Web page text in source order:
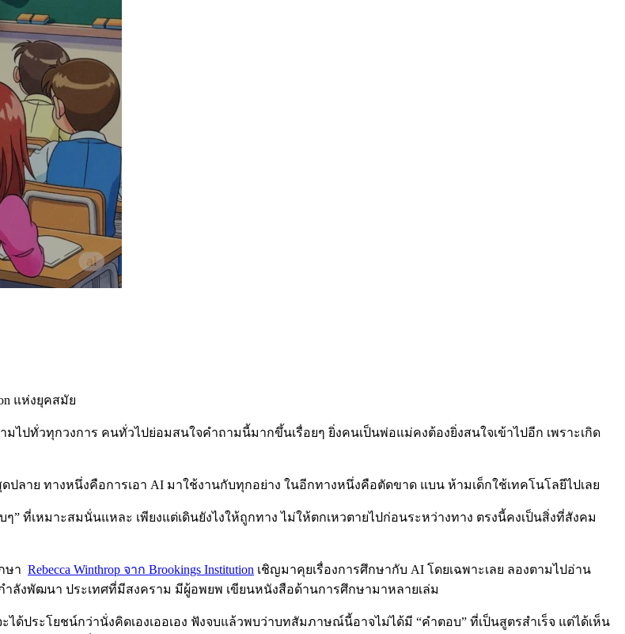
แห่งยุคสมัย
ปทั่วทุกวงการ คนทั่วไปย่อมสนใจคำถามนี้มากขึ้นเรื่อยๆ ยิ่งคนเป็นพ่อแม่คงต้องยิ่งสนใจเข้าไปอีก เพราะเกิด
าย ทางหนึ่งคือการเอา AI มาใช้งานกับทุกอย่าง ในอีกทางหนึ่งคือตัดขาด แบน ห้ามเด็กใช้เทคโนโลยีไปเลย
” ที่เหมาะสมนั่นแหละ เพียงแต่เดินยังไงให้ถูกทาง ไม่ให้ตกเหวตายไปก่อนระหว่างทาง ตรงนี้คงเป็นสิ่งที่สังคม
ษา Rebecca Winthrop จาก Brookings Institution เชิญมาคุยเรื่องการศึกษากับ AI โดยเฉพาะเลย ลองตามไปอ่าน
ำลังพัฒนา ประเทศที่มีสงคราม มีผู้อพยพ เขียนหนังสือด้านการศึกษามาหลายเล่ม
ได้ประโยชน์กว่านั่งคิดเองเออเอง ฟังจบแล้วพบว่าบทสัมภาษณ์นี้อาจไม่ได้มี “คำตอบ” ที่เป็นสูตรสำเร็จ แต่ได้เห็น